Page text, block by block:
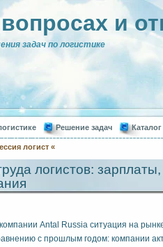
и
задач по логистике
Решение задач
логист «
логистов:
Antal Russia ситуация на
с прошлым годом: компании